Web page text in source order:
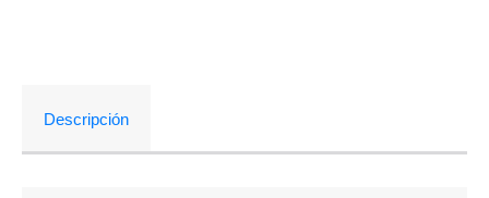
Descripción